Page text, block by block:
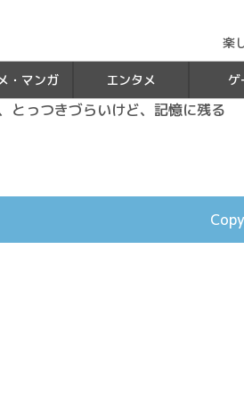
楽
・マンガ エンタメ ゲ
とっつきづらいけど、記憶に残る